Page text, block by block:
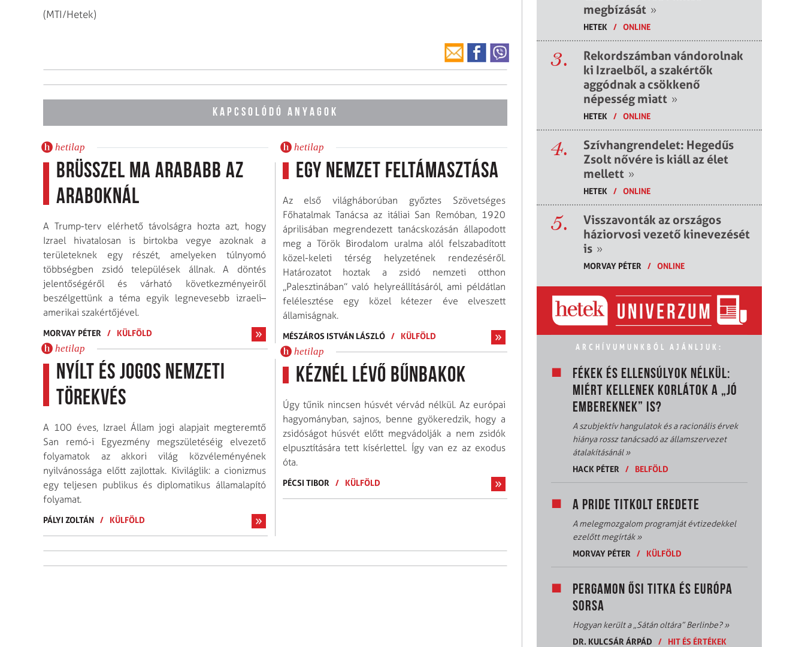
(MTI/Hetek)
KAPCSOLÓDÓ ANYAGOK
hetilap
Brüsszel ma arababb az
araboknál
A Trump-terv elérhető távolságra hozta azt, hogy
Izrael hivatalosan is birtokba vegye azoknak a
területeknek egy részét, amelyeken túlnyomó
többségben zsidó települések állnak. A döntés
jelentőségéről és várható következményeiről
beszélgettünk a téma egyik legnevesebb izraeli–
amerikai szakértőjével.
MORVAY PÉTER / KÜLFÖLD
hetilap
Nyílt és jogos nemzeti
törekvés
A 100 éves, Izrael Állam jogi alapjait megteremtő
San remó-i Egyezmény megszületéséig elvezető
folyamatok az akkori világ közvéleményének
nyilvánossága előtt zajlottak. Kiviláglik: a cionizmus
egy teljesen publikus és diplomatikus államalapító
folyamat.
PÁLYI ZOLTÁN / KÜLFÖLD
hetilap
Egy nemzet feltámasztása
Az első világháborúban győztes Szövetséges
Főhatalmak Tanácsa az itáliai San Remóban, 1920
áprilisában megrendezett tanácskozásán állapodott
meg a Török Birodalom uralma alól felszabadított
közel-keleti térség helyzetének rendezéséről.
Határozatot hoztak a zsidó nemzeti otthon
„Palesztinában” való helyreállításáról, ami példátlan
felélesztése egy közel kétezer éve elveszett
államiságnak.
MÉSZÁROS ISTVÁN LÁSZLÓ / KÜLFÖLD
hetilap
Kéznél lévő bűnbakok
Úgy tűnik nincsen húsvét vérvád nélkül. Az európai
hagyományban, sajnos, benne gyökeredzik, hogy a
zsidóságot húsvét előtt megvádolják a nem zsidók
elpusztítására tett kísérlettel. Így van ez az exodus
óta.
PÉCSI TIBOR / KÜLFÖLD
megbízását »
HETEK / ONLINE
3.
Rekordszámban vándorolnak
ki Izraelből, a szakértők
aggódnak a csökkenő
népesség miatt »
HETEK / ONLINE
4.
Szívhangrendelet: Hegedűs
Zsolt nővére is kiáll az élet
mellett »
HETEK / ONLINE
5.
Visszavonták az országos
háziorvosi vezető kinevezését
is »
MORVAY PÉTER / ONLINE
ARCHÍVUMUNKBÓL AJÁNLJUK:
FÉKEK ÉS ELLENSÚLYOK NÉLKÜL:
MIÉRT KELLENEK KORLÁTOK A „JÓ
EMBEREKNEK” IS?
A szubjektív hangulatok és a racionális érvek
hiánya rossz tanácsadó az államszervezet
átalakításánál»
HACK PÉTER
/ BELFÖLD
A PRIDE TITKOLT EREDETE
A melegmozgalom programját évtizedekkel
ezelőtt megírták»
MORVAY PÉTER
/ KÜLFÖLD
PERGAMON ŐSI TITKA ÉS EURÓPA
SORSA
Hogyan került a „Sátán oltára” Berlinbe?»
DR. KULCSÁR ÁRPÁD
/ HIT ÉS ÉRTÉKEK